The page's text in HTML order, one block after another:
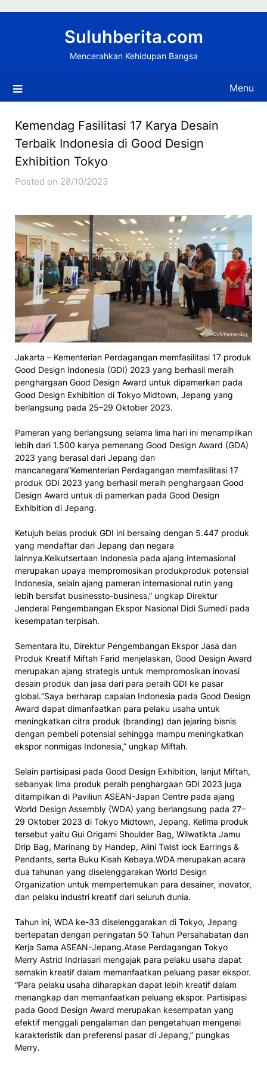
Suluhberita.com
Mencerahkan Kehidupan Bangsa
Menu
Kemendag Fasilitasi 17 Karya Desain
Terbaik Indonesia di Good Design
Exhibition Tokyo
Posted on 28/10/2023
Jakarta – Kementerian Perdagangan memfasilitasi 17 produk
Good Design Indonesia (GDI) 2023 yang berhasil meraih
penghargaan Good Design Award untuk dipamerkan pada
Good Design Exhibition di Tokyo Midtown, Jepang yang
berlangsung pada 25–29 Oktober 2023.
Pameran yang berlangsung selama lima hari ini menampilkan
lebih dari 1.500 karya pemenang Good Design Award (GDA)
2023 yang berasal dari Jepang dan
mancanegara“Kementerian Perdagangan memfasilitasi 17
produk GDI 2023 yang berhasil meraih penghargaan Good
Design Award untuk di pamerkan pada Good Design
Exhibition di Jepang.
Ketujuh belas produk GDI ini bersaing dengan 5.447 produk
yang mendaftar dari Jepang dan negara
lainnya.Keikutsertaan Indonesia pada ajang internasional
merupakan upaya mempromosikan produkproduk potensial
Indonesia, selain ajang pameran internasional rutin yang
lebih bersifat businessto-business,” ungkap Direktur
Jenderal Pengembangan Ekspor Nasional Didi Sumedi pada
kesempatan terpisah.
Sementara itu, Direktur Pengembangan Ekspor Jasa dan
Produk Kreatif Miftah Farid menjelaskan, Good Design Award
merupakan ajang strategis untuk mempromosikan inovasi
desain produk dan jasa dari para peraih GDI ke pasar
global.“Saya berharap capaian Indonesia pada Good Design
Award dapat dimanfaatkan para pelaku usaha untuk
meningkatkan citra produk (branding) dan jejaring bisnis
dengan pembeli potensial sehingga mampu meningkatkan
ekspor nonmigas Indonesia,” ungkap Miftah.
Selain partisipasi pada Good Design Exhibition, lanjut Miftah,
sebanyak lima produk peraih penghargaan GDI 2023 juga
ditampilkan di Paviliun ASEAN-Japan Centre pada ajang
World Design Assembly (WDA) yang berlangsung pada 27–
29 Oktober 2023 di Tokyo Midtown, Jepang. Kelima produk
tersebut yaitu Gui Origami Shoulder Bag, Wilwatikta Jamu
Drip Bag, Marinang by Handep, Alini Twist lock Earrings &
Pendants, serta Buku Kisah Kebaya.WDA merupakan acara
dua tahunan yang diselenggarakan World Design
Organization untuk mempertemukan para desainer, inovator,
dan pelaku industri kreatif dari seluruh dunia.
Tahun ini, WDA ke-33 diselenggarakan di Tokyo, Jepang
bertepatan dengan peringatan 50 Tahun Persahabatan dan
Kerja Sama ASEAN-Jepang.Atase Perdagangan Tokyo
Merry Astrid Indriasari mengajak para pelaku usaha dapat
semakin kreatif dalam memanfaatkan peluang pasar ekspor.
“Para pelaku usaha diharapkan dapat lebih kreatif dalam
menangkap dan memanfaatkan peluang ekspor. Partisipasi
pada Good Design Award merupakan kesempatan yang
efektif menggali pengalaman dan pengetahuan mengenai
karakteristik dan preferensi pasar di Jepang,” pungkas
Merry.